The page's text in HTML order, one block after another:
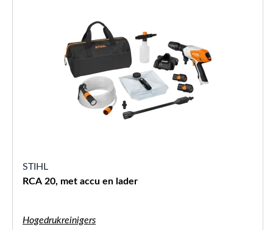
STIHL
RCA 20, met accu en lader
Hogedrukreinigers